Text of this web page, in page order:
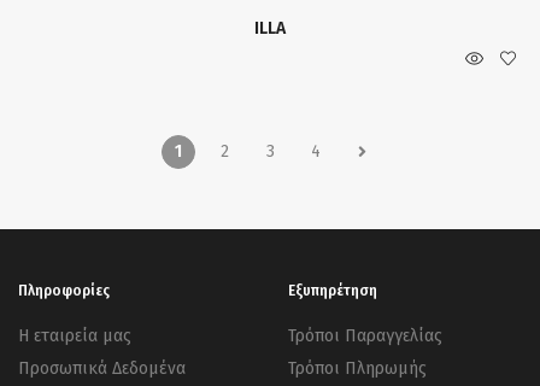
ILLA
1 2 3 4
Πληροφορίες
Η εταιρεία μας
Προσωπικά Δεδομένα
Εξυπηρέτηση
Τρόποι Παραγγελίας
Τρόποι Πληρωμής